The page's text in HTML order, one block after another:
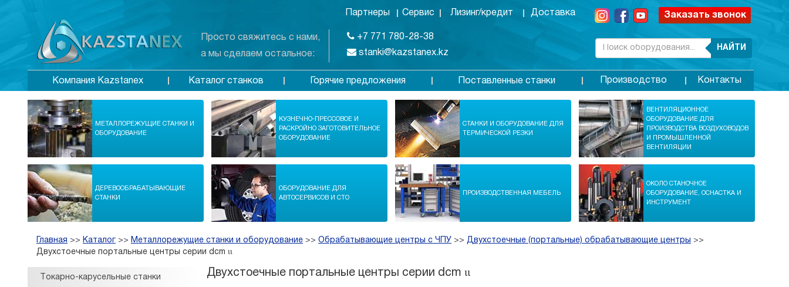
Просто свяжитесь с нами,
а мы сделаем остальное:
Партнеры Сервис Лизинг/кредит Доставка
+7 771 780-28-38
stanki@kazstanex.kz
Заказать звонок
НАЙТИ
Компания Kazstanex Каталог станков Горячие предложения Поставленные станки Производство Контакты
МЕТАЛЛОРЕЖУЩИЕ СТАНКИ И
ОБОРУДОВАНИЕ
КУЗНЕЧНО-ПРЕССОВОЕ И
РАСКРОЙНО ЗАГОТОВИТЕЛЬНОЕ
ОБОРУДОВАНИЕ
СТАНКИ И ОБОРУДОВАНИЕ ДЛЯ
ТЕРМИЧЕСКОЙ РЕЗКИ
ВЕНТИЛЯЦИОННОЕ
ОБОРУДОВАНИЕ ДЛЯ
ПРОИЗВОДСТВА ВОЗДУХОВОДОВ
И ПРОМЫШЛЕННОЙ
ВЕНТИЛЯЦИИ
ДЕРЕВООБРАБАТЫВАЮЩИЕ
СТАНКИ
ОБОРУДОВАНИЕ ДЛЯ
АВТОСЕРВИСОВ И СТО
ПРОИЗВОДСТВЕННАЯ МЕБЕЛЬ
ОКОЛО СТАНОЧНОЕ
ОБОРУДОВАНИЕ, ОСНАСТКА И
ИНСТРУМЕНТ
Главная >> Каталог >> Металлорежущие станки и оборудование >> Обрабатывающие центры с ЧПУ >> Двухстоечные (портальные) обрабатывающие центры >>
Двухстоечные портальные центры серии dcm ιι
Tокарнo-карусельные станки Двухстоечные портальные центры серии dcm ιι